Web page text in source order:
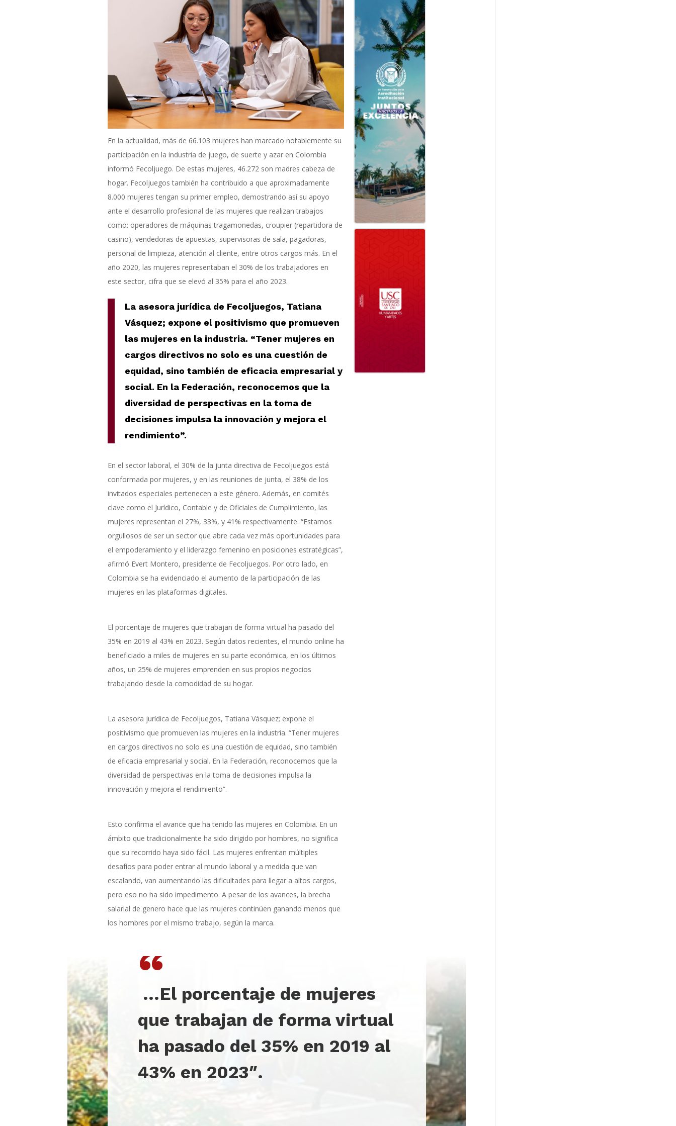
En la actualidad, más de 66.103 mujeres han marcado notablemente su
participación en la industria de juego, de suerte y azar en Colombia
informó Fecoljuego. De estas mujeres, 46.272 son madres cabeza de
hogar. Fecoljuegos también ha contribuido a que aproximadamente
8.000 mujeres tengan su primer empleo, demostrando así su apoyo
ante el desarrollo profesional de las mujeres que realizan trabajos
como: operadores de máquinas tragamonedas, croupier (repartidora de
casino), vendedoras de apuestas, supervisoras de sala, pagadoras,
personal de limpieza, atención al cliente, entre otros cargos más. En el
año 2020, las mujeres representaban el 30% de los trabajadores en
este sector, cifra que se elevó al 35% para el año 2023.
La asesora jurídica de Fecoljuegos, Tatiana
Vásquez; expone el positivismo que promueven
las mujeres en la industria. “Tener mujeres en
cargos directivos no solo es una cuestión de
equidad, sino también de eficacia empresarial y
social. En la Federación, reconocemos que la
diversidad de perspectivas en la toma de
decisiones impulsa la innovación y mejora el
rendimiento”.
En el sector laboral, el 30% de la junta directiva de Fecoljuegos está
conformada por mujeres, y en las reuniones de junta, el 38% de los
invitados especiales pertenecen a este género. Además, en comités
clave como el Jurídico, Contable y de Oficiales de Cumplimiento, las
mujeres representan el 27%, 33%, y 41% respectivamente. “Estamos
orgullosos de ser un sector que abre cada vez más oportunidades para
el empoderamiento y el liderazgo femenino en posiciones estratégicas”,
afirmó Evert Montero, presidente de Fecoljuegos. Por otro lado, en
Colombia se ha evidenciado el aumento de la participación de las
mujeres en las plataformas digitales.
El porcentaje de mujeres que trabajan de forma virtual ha pasado del
35% en 2019 al 43% en 2023. Según datos recientes, el mundo online ha
beneficiado a miles de mujeres en su parte económica, en los últimos
años, un 25% de mujeres emprenden en sus propios negocios
trabajando desde la comodidad de su hogar.
La asesora jurídica de Fecoljuegos, Tatiana Vásquez; expone el
positivismo que promueven las mujeres en la industria. “Tener mujeres
en cargos directivos no solo es una cuestión de equidad, sino también
de eficacia empresarial y social. En la Federación, reconocemos que la
diversidad de perspectivas en la toma de decisiones impulsa la
innovación y mejora el rendimiento”.
Esto confirma el avance que ha tenido las mujeres en Colombia. En un
ámbito que tradicionalmente ha sido dirigido por hombres, no significa
que su recorrido haya sido fácil. Las mujeres enfrentan múltiples
desafíos para poder entrar al mundo laboral y a medida que van
escalando, van aumentando las dificultades para llegar a altos cargos,
pero eso no ha sido impedimento. A pesar de los avances, la brecha
salarial de genero hace que las mujeres continúen ganando menos que
los hombres por el mismo trabajo, según la marca.
“
…El porcentaje de mujeres
que trabajan de forma virtual
ha pasado del 35% en 2019 al
43% en 2023″.